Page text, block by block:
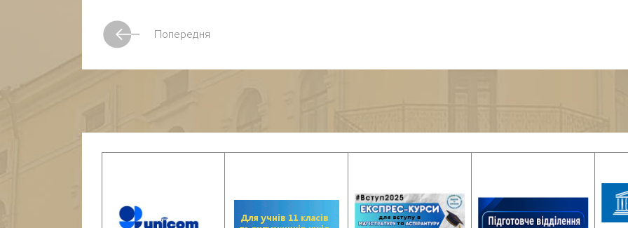
Попередня